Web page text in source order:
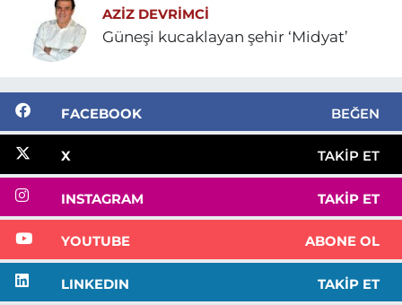
AZIZ DEVRIMCI
Güneşi kucaklayan şehir ‘Midyat’
FACEBOOK BEĞEN
X TAKIP ET
INSTAGRAM TAKIP ET
YOUTUBE ABONE OL
LINKEDIN TAKIP ET